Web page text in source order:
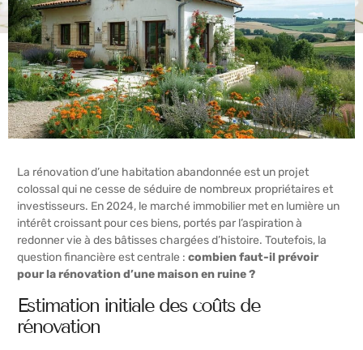
La rénovation d’une habitation abandonnée est un projet
colossal qui ne cesse de séduire de nombreux propriétaires et
investisseurs. En 2024, le marché immobilier met en lumière un
intérêt croissant pour ces biens, portés par l’aspiration à
redonner vie à des bâtisses chargées d’histoire. Toutefois, la
question financière est centrale : combien faut-il prévoir
pour la rénovation d’une maison en ruine ?
Estimation initiale des coûts de
rénovation